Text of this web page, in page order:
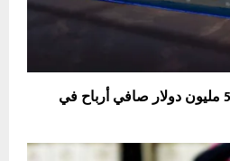
"أدنوك للتوزيع" تسجل 568 مليون دولار صافي أرباح في